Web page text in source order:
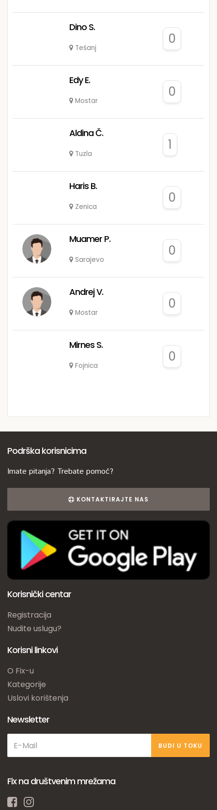
Dino S.
Tešanj
0
Edy E.
Mostar
0
Aldina Č.
Tuzla
1
Haris B.
Zenica
0
Muamer P.
Sarajevo
0
Andrej V.
Mostar
0
Mirnes S.
Fojnica
0
Podrška korisnicima
Imate pitanja? Trebate pomoć?
KONTAKTIRAJTE NAS
Korisnički centar
Registracija
Nudite uslugu?
Korisni linkovi
O Fix-u
Kategorije
Uslovi korištenja
Newsletter
BUDI U TOKU
Fix na društvenim mrežama